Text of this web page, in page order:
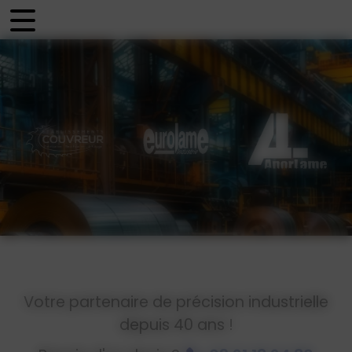
Panneau de gestion des cookies
Votre partenaire de précision industrielle
depuis 40 ans !